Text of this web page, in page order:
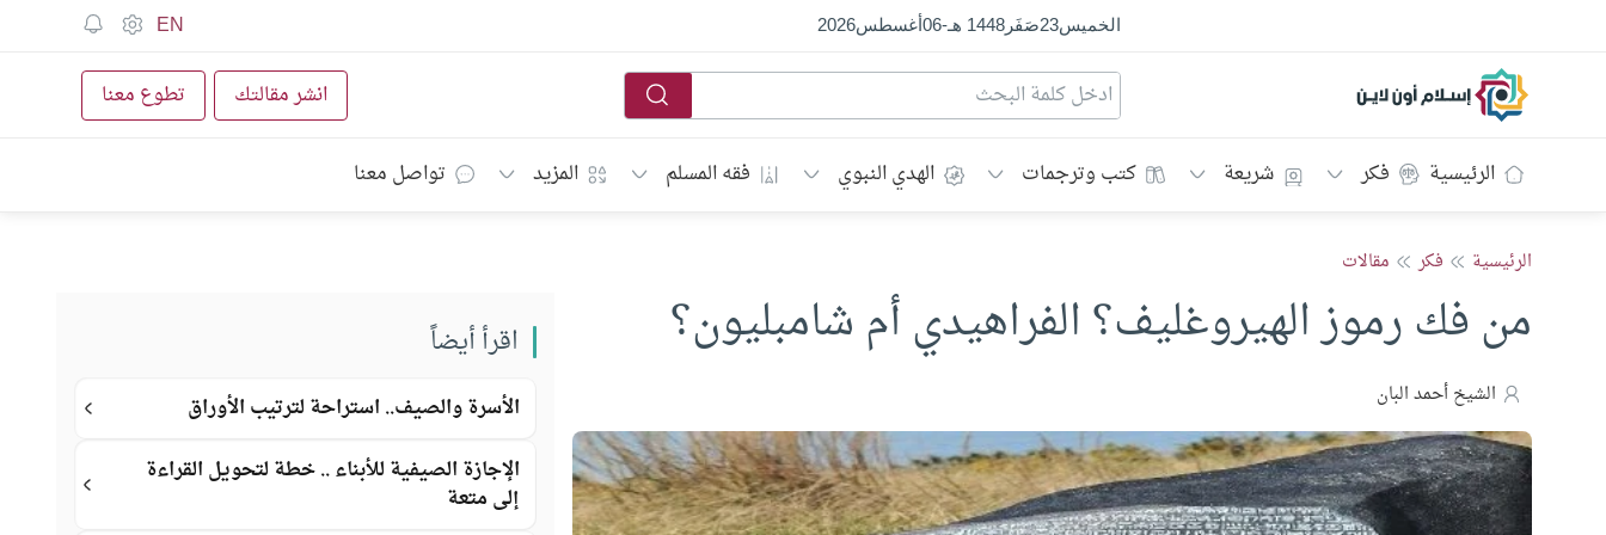
الخميس23صَفَر1448 هـ -
06أغسطس2026
EN
إسلام أون لاين انشر مقالتك تطوع معنا
الرئيسية فكر شريعة كتب وترجمات الهدي النبوي فقه المسلم المزيد تواصل معنا
الرئيسية فكر مقالات
من فك رموز الهيروغليف؟ الفراهيدي أم شامبليون؟
الشيخ أحمد البان
اقرأ أيضاً
الأسرة والصيف.. استراحة لترتيب الأوراق
الإجازة الصيفية للأبناء .. خطة لتحويل القراءة
إلى متعة